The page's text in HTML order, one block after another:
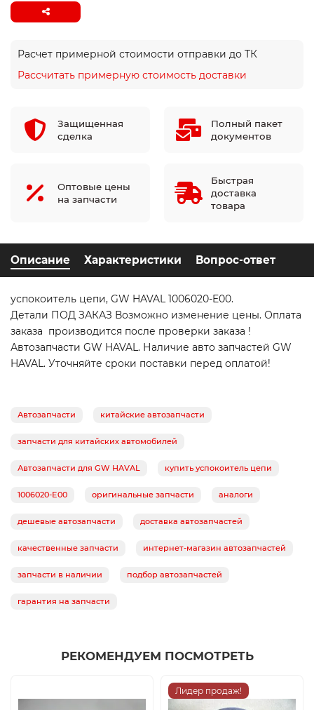
Расчет примерной стоимости отправки до ТК
Рассчитать примерную стоимость доставки
Защищенная
сделка
Полный пакет
документов
Оптовые цены
на запчасти
Быстрая
доставка
товара
Описание Характеристики Вопрос-ответ
успокоитель цепи, GW HAVAL 1006020-E00.
Детали ПОД ЗАКАЗ Возможно изменение цены. Оплата
заказа производится после проверки заказа !
Автозапчасти GW HAVAL. Наличие авто запчастей GW
HAVAL. Уточняйте сроки поставки перед оплатой!
Автозапчасти китайские автозапчасти
запчасти для китайских автомобилей
Автозапчасти для GW HAVAL купить успокоитель цепи
1006020-E00 оригинальные запчасти аналоги
дешевые автозапчасти доставка автозапчастей
качественные запчасти интернет-магазин автозапчастей
запчасти в наличии подбор автозапчастей
гарантия на запчасти
РЕКОМЕНДУЕМ ПОСМОТРЕТЬ
Лидер продаж!